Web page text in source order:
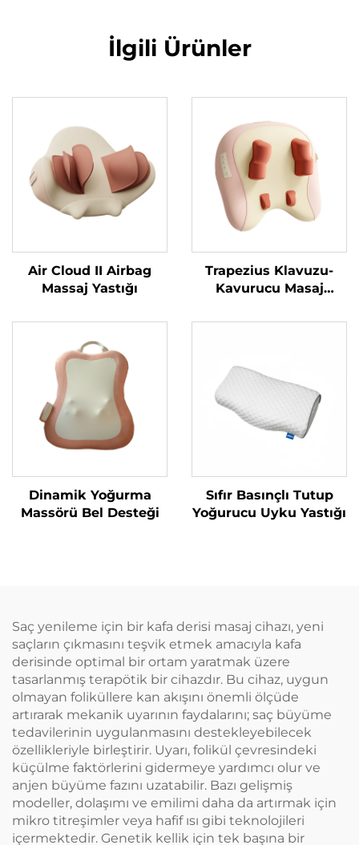
İlgili Ürünler
Air Cloud II Airbag
Massaj Yastığı
Trapezius Klavuzu-
Kavurucu Masaj
Dinamik Yoğurma
Massörü Bel Desteği
Sıfır Basınçlı Tutup
Yoğurucu Uyku Yastığı
Saç yenileme için bir kafa derisi masaj cihazı, yeni
saçların çıkmasını teşvik etmek amacıyla kafa
derisinde optimal bir ortam yaratmak üzere
tasarlanmış terapötik bir cihazdır. Bu cihaz, uygun
olmayan foliküllere kan akışını önemli ölçüde
artırarak mekanik uyarının faydalarını; saç büyüme
tedavilerinin uygulanmasını destekleyebilecek
özellikleriyle birleştirir. Uyarı, folikül çevresindeki
küçülme faktörlerini gidermeye yardımcı olur ve
anjen büyüme fazını uzatabilir. Bazı gelişmiş
modeller, dolaşımı ve emilimi daha da artırmak için
mikro titreşimler veya hafif ısı gibi teknolojileri
içermektedir. Genetik kellik için tek başına bir